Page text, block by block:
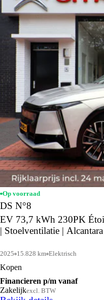
Op voorraad
DS N°8
EV 73,7 kWh 230PK
| Stoelventilatie |
2025 15.828 km Elektrisch
Kopen
Financieren p/m vanaf
Zakelijkexcl. BTW